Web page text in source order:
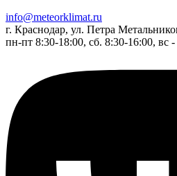
info@meteorklimat.ru
г. Краснодар, ул. Петра
пн-пт 8:30-18:00, сб. 8:30-16:00, вс